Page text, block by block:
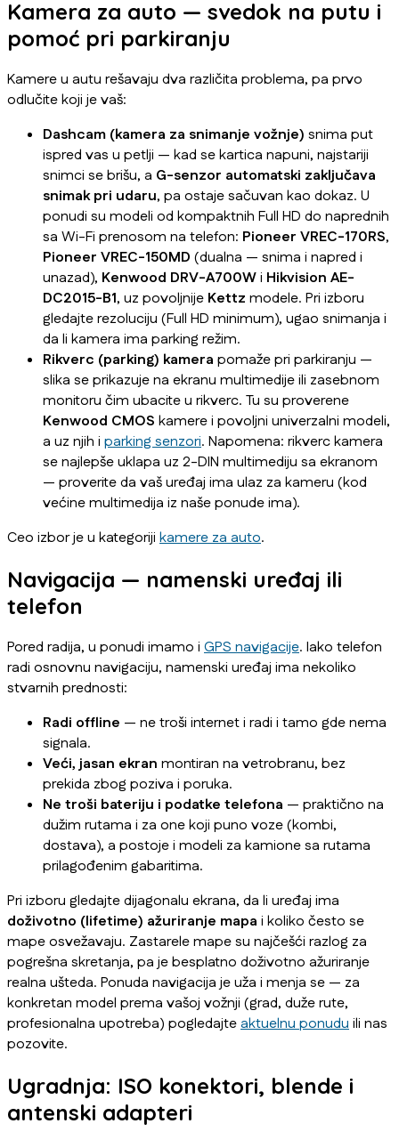
Kamera za auto — svedok na putu i
pomoć pri parkiranju
Kamere u autu rešavaju dva različita problema, pa prvo
odlučite koji je vaš:
Dashcam (kamera za snimanje vožnje) snima put
ispred vas u petlji — kad se kartica napuni, najstariji
snimci se brišu, a G-senzor automatski zaključava
snimak pri udaru, pa ostaje sačuvan kao dokaz. U
ponudi su modeli od kompaktnih Full HD do naprednih
sa Wi-Fi prenosom na telefon: Pioneer VREC-170RS,
Pioneer VREC-150MD (dualna — snima i napred i
unazad), Kenwood DRV-A700Wi Hikvision AE-
DC2015-B1, uz povoljnije Kettz modele. Pri izboru
gledajte rezoluciju (Full HD minimum), ugao snimanja i
da li kamera ima parking režim.
Rikverc (parking) kamera pomaže pri parkiranju —
slika se prikazuje na ekranu multimedije ili zasebnom
monitoru čim ubacite u rikverc. Tu su proverene
Kenwood CMOS kamere i povoljni univerzalni modeli,
a uz njih i parking senzori. Napomena: rikverc kamera
se najlepše uklapa uz 2-DIN multimediju sa ekranom
— proverite da vaš uređaj ima ulaz za kameru (kod
većine multimedija iz naše ponude ima).
Ceo izbor je u kategoriji kamere za auto.
Navigacija — namenski uređaj ili
telefon
Pored radija, u ponudi imamo i GPS navigacije. Iako telefon
radi osnovnu navigaciju, namenski uređaj ima nekoliko
stvarnih prednosti:
Radi offline — ne troši internet i radi i tamo gde nema
signala.
Veći, jasan ekran montiran na vetrobranu, bez
prekida zbog poziva i poruka.
Ne troši bateriju i podatke telefona — praktično na
dužim rutama i za one koji puno voze (kombi,
dostava), a postoje i modeli za kamione sa rutama
prilagođenim gabaritima.
Pri izboru gledajte dijagonalu ekrana, da li uređaj ima
doživotno (lifetime) ažuriranje mapa i koliko često se
mape osvežavaju. Zastarele mape su najčešći razlog za
pogrešna skretanja, pa je besplatno doživotno ažuriranje
realna ušteda. Ponuda navigacija je uža i menja se — za
konkretan model prema vašoj vožnji (grad, duže rute,
profesionalna upotreba) pogledajteaktuelnu ponuduili nas
pozovite.
Ugradnja: ISO konektori, blende i
antenski adapteri